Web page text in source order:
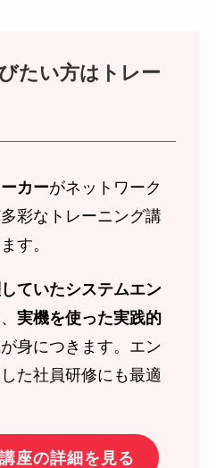
たい方は トレー
カーがネットワーク
彩なトレーニング講
す。
ていたシステムエン
実機を使った実践的
身につきます。エン
た社員研修にも最適
座の詳細を見る